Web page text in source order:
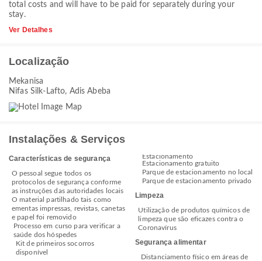
total costs and will have to be paid for separately during your
stay.
Ver Detalhes
Localização
Mekanisa
Nifas Silk-Lafto, Adis Abeba
Instalações & Serviços
Características de segurança
O pessoal segue todos os
protocolos de segurança conforme
as instruções das autoridades locais
O material partilhado tais como
ementas impressas, revistas, canetas
e papel foi removido
Processo em curso para verificar a
saúde dos hóspedes
Kit de primeiros socorros
disponível
Estacionamento
Estacionamento gratuito
Parque de estacionamento no local
Parque de estacionamento privado
Limpeza
Utilização de produtos químicos de
limpeza que são eficazes contra o
Coronavírus
Segurança alimentar
Distanciamento físico em áreas de